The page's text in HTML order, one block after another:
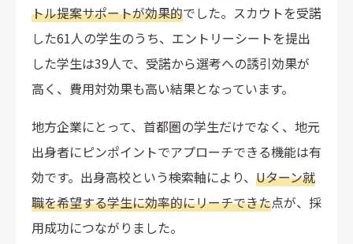
トル提案サポートが効果的でした。スカウトを受諾
した61人の学生のうち、エントリーシートを提出
した学生は39人で、受諾から選考への誘引効果が
高く、費用対効果も高い結果となっています。
地方企業にとって、首都圏の学生だけでなく、地元
出身者にピンポイントでアプローチできる機能は有
効です。出身高校という検索軸により、 Uターン就
職を希望する学生に効率的にリーチできた点が、採
用成功につながりました。